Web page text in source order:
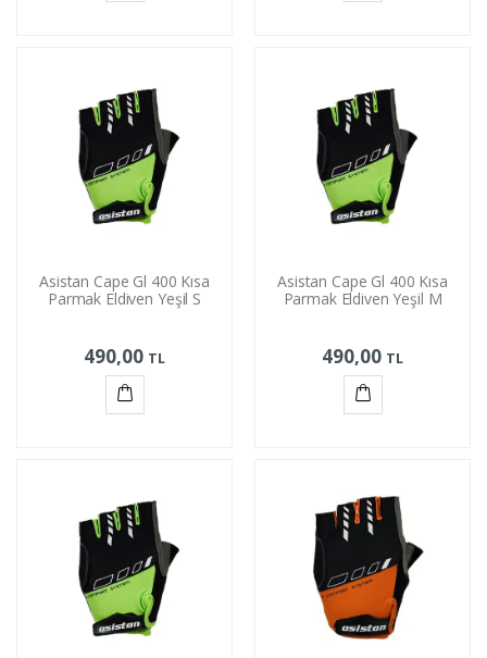
Asistan Cape Gl 400 Kısa
Parmak Eldiven Yeşil S
490,00 TL
Asistan Cape Gl 400 Kısa
Parmak Eldiven Yeşil M
490,00 TL